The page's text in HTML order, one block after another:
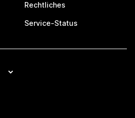
Rechtliches
Service-Status